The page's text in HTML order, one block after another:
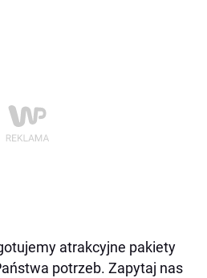
atrakcyjne pakiety
potrzeb. Zapytaj nas